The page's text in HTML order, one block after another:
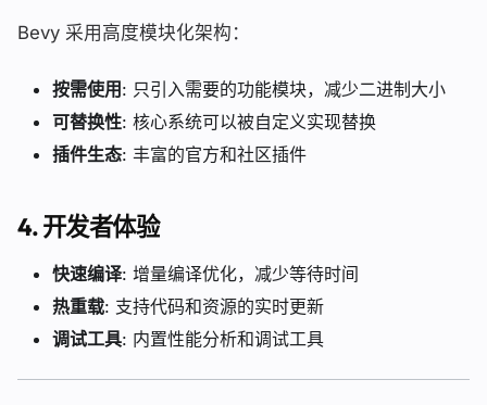
Bevy 采用高度模块化架构：
按需使用 : 只引入需要的功能模块，减少二进制大小
可替换性: 核心系统可以被自定义实现替换
插件生态: 丰富的官方和社区插件
4.开发者体验
快速编译: 增量编译优化，减少等待时间
热重载: 支持代码和资源的实时更新
调试工具: 内置性能分析和调试工具